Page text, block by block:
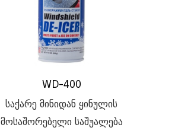
WD-400
საქარე მინიდან ყინულის
მოსაშორებელი საშუალება